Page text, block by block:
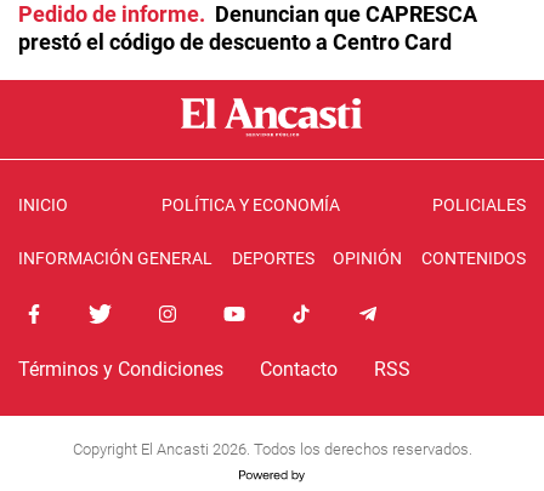
Pedido de informe
Denuncian que CAPRESCA
prestó el código de descuento a Centro Card
INICIO POLÍTICA Y ECONOMÍA POLICIALES
INFORMACIÓN GENERAL DEPORTES OPINIÓN CONTENIDOS
Términos y Condiciones Contacto RSS
Copyright El Ancasti 2026. Todos los derechos reservados.